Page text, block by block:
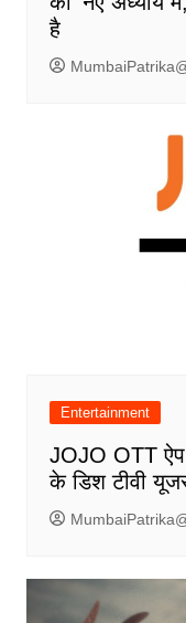
है
Entertainment
JOJO OTT
के डिश टीवी